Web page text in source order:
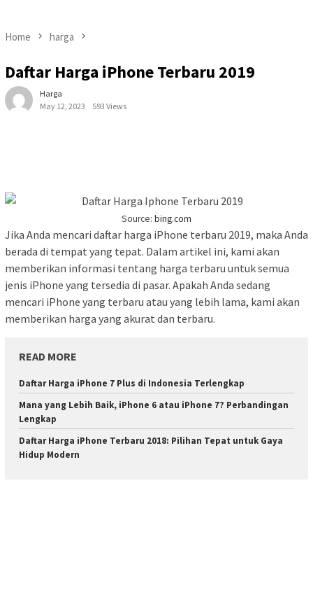
Home harga
Daftar Harga iPhone Terbaru 2019
Harga
May 12, 2023
593 Views
Source: bing.com
Jika Anda mencari daftar harga iPhone terbaru 2019, maka Anda
berada di tempat yang tepat. Dalam artikel ini, kami akan
memberikan informasi tentang harga terbaru untuk semua
jenis iPhone yang tersedia di pasar. Apakah Anda sedang
mencari iPhone yang terbaru atau yang lebih lama, kami akan
memberikan harga yang akurat dan terbaru.
READ MORE
Daftar Harga iPhone 7 Plus di Indonesia Terlengkap
Mana yang Lebih Baik, iPhone 6 atau iPhone 7? Perbandingan
Lengkap
Daftar Harga iPhone Terbaru 2018: Pilihan Tepat untuk Gaya
Hidup Modern